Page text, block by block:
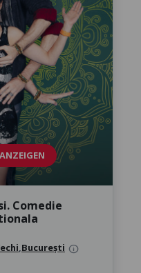
Comedie
,București info